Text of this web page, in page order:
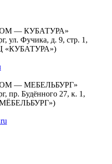
— КУБАТУРА»
ул. Фучика, д. 9, стр. 1,
«КУБАТУРА»)
— МЕБЕЛЬБУРГ»
пр. Будённого 27, к. 1,